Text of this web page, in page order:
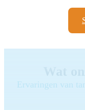
Ervaringen van